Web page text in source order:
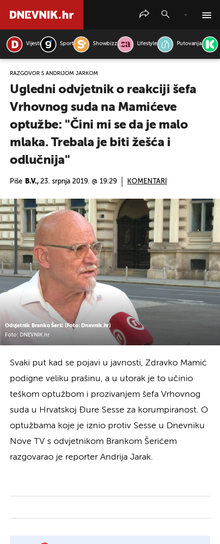
Vijesti Sport Showbizz Lifestyle Putovanja
RAZGOVOR S ANDRIJOM JARKOM
Ugledni odvjetnik o reakciji šefa
Vrhovnog suda na Mamićeve
optužbe: ''Čini mi se da je malo
mlaka. Trebala je biti žešća i
odlučnija''
Piše B.V., 23. srpnja 2019. @ 19:29 KOMENTARI
Odvjetnik Branko Šerić (Foto: Dnevnik.hr)
Foto: DNEVNIK.hr
Svaki put kad se pojavi u javnosti, Zdravko Mamić
podigne veliku prašinu, a u utorak je to učinio
teškom optužbom i prozivanjem šefa Vrhovnog
suda u Hrvatskoj Đure Sesse za korumpiranost. O
optužbama koje je iznio protiv Sesse u Dnevniku
Nove TV s odvjetnikom Brankom Šerićem
razgovarao je reporter Andrija Jarak.
PRETRAŽITE VIJESTI